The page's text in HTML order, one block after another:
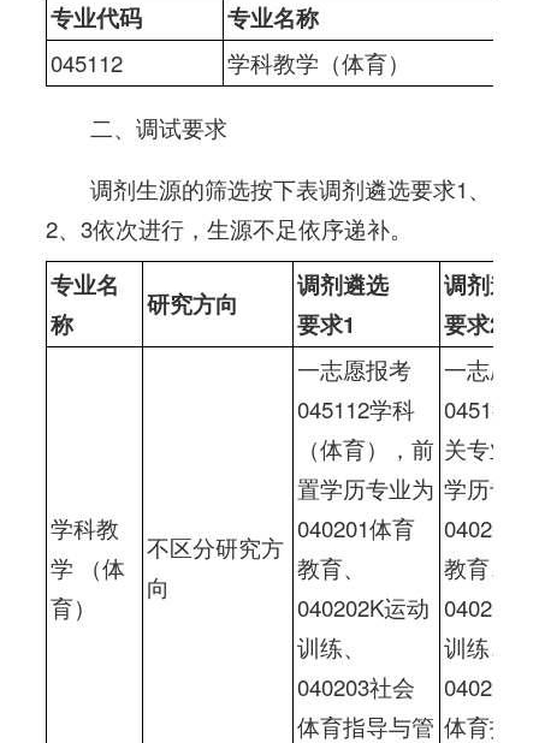
专业代码 专业名称
045112 学科教学（体育）
二、调试要求
调剂生源的筛选按下表调剂遴选要求1、
2、3依次进行，生源不足依序递补。
专业名
称
研究方向
调剂遴选
要求1
调剂遴选
要求2
学科教
学 （体
育）
不区分研究方
向
一志愿报考
045112学科
（体育），前
置学历专业为
040201体育
教育、
040202K运动
训练、
040203社会
体育指导与管
一志愿
0451教
关专业
学历专
040201
教育、
040202K
训练、
040203
体育指